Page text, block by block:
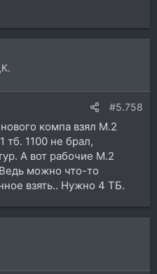
#5.758
компа взял M.2
тб. 1100 не брал,
А вот рабочие M.2
можно что-то
взять.. Нужно 4 ТБ.